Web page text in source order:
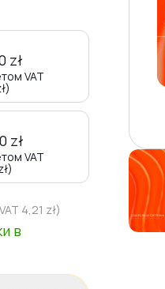
zł
VAT
)
zł
VAT
)
4,21 zł)
в